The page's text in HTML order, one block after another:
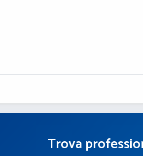
Trova